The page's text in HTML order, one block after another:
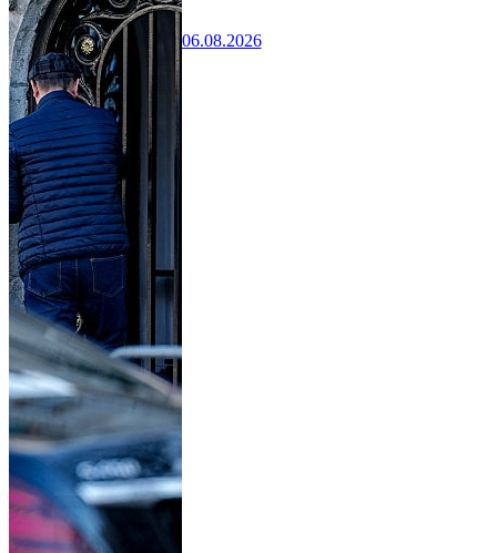
06.08.2026